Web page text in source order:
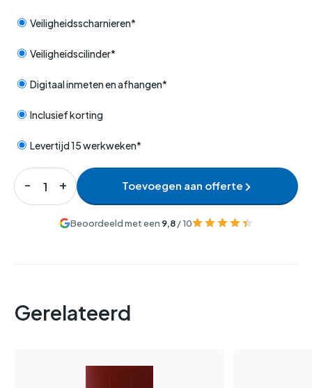
Veiligheidsscharnieren*
Veiligheidscilinder*
Digitaal inmeten en afhangen*
Inclusief korting
Levertijd 15 werkweken*
Toevoegen aan offerte
Beoordeeld met een 9,8/ 10
Gerelateerd